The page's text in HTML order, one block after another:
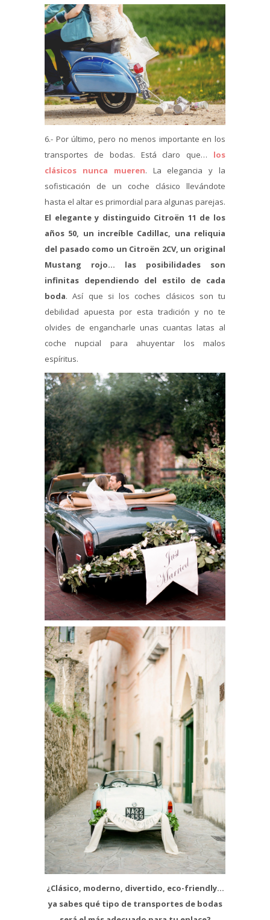
6.- Por último, pero no menos importante en los
transportes de bodas. Está claro que… los
clásicos nunca mueren. La elegancia y la
sofisticación de un coche clásico llevándote
hasta el altar es primordial para algunas parejas.
El elegante y distinguido Citroën 11 de los
años 50, un increíble Cadillac, una reliquia
del pasado como un Citroën 2CV, un original
Mustang rojo… las posibilidades son
infinitas dependiendo del estilo de cada
boda. Así que si los coches clásicos son tu
debilidad apuesta por esta tradición y no te
olvides de engancharle unas cuantas latas al
coche nupcial para ahuyentar los malos
espíritus.
¿Clásico, moderno, divertido, eco-friendly…
ya sabes qué tipo de transportes de bodas